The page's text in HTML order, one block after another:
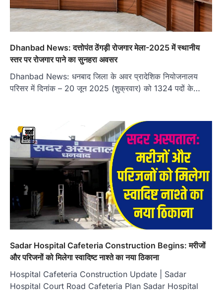
Dhanbad News: दत्तोपंत ठेंगड़ी रोजगार मेला-2025 में स्थानीय
स्तर पर रोजगार पाने का सुनहरा अवसर
Dhanbad News: धनबाद जिला के अवर प्रादेशिक नियोजनालय
परिसर में दिनांक – 20 जून 2025 (शुक्रवार) को 1324 पदों के…
Sadar Hospital Cafeteria Construction Begins: मरीजों
और परिजनों को मिलेगा स्वादिष्ट नाश्ते का नया ठिकाना
Hospital Cafeteria Construction Update | Sadar
Hospital Court Road Cafeteria Plan Sadar Hospital